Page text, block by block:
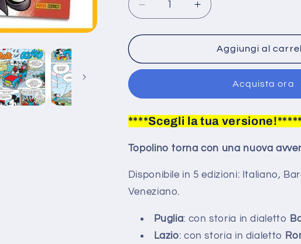
Diminuisci
quantità
per
di
Dialetto
n.
3619
4
storie
in
Aumenta
quantità
per
Fumetto
di
Dialetto
n.
3619
4
storie
Aggiungi al
Acquista ora
****Scegli la tua
Topolino torna con una nuova
Disponibile in 5 edizioni: Italiano,
Veneziano.
Puglia: con storia in dialetto
Lazio: con storia in dialetto